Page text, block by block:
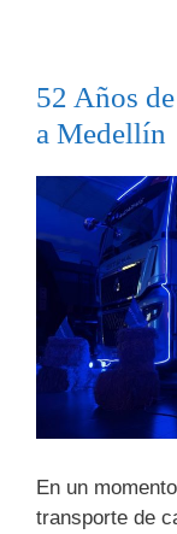
52 Años
a Medellín
En un
transporte de